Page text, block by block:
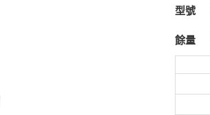
型號
餘量